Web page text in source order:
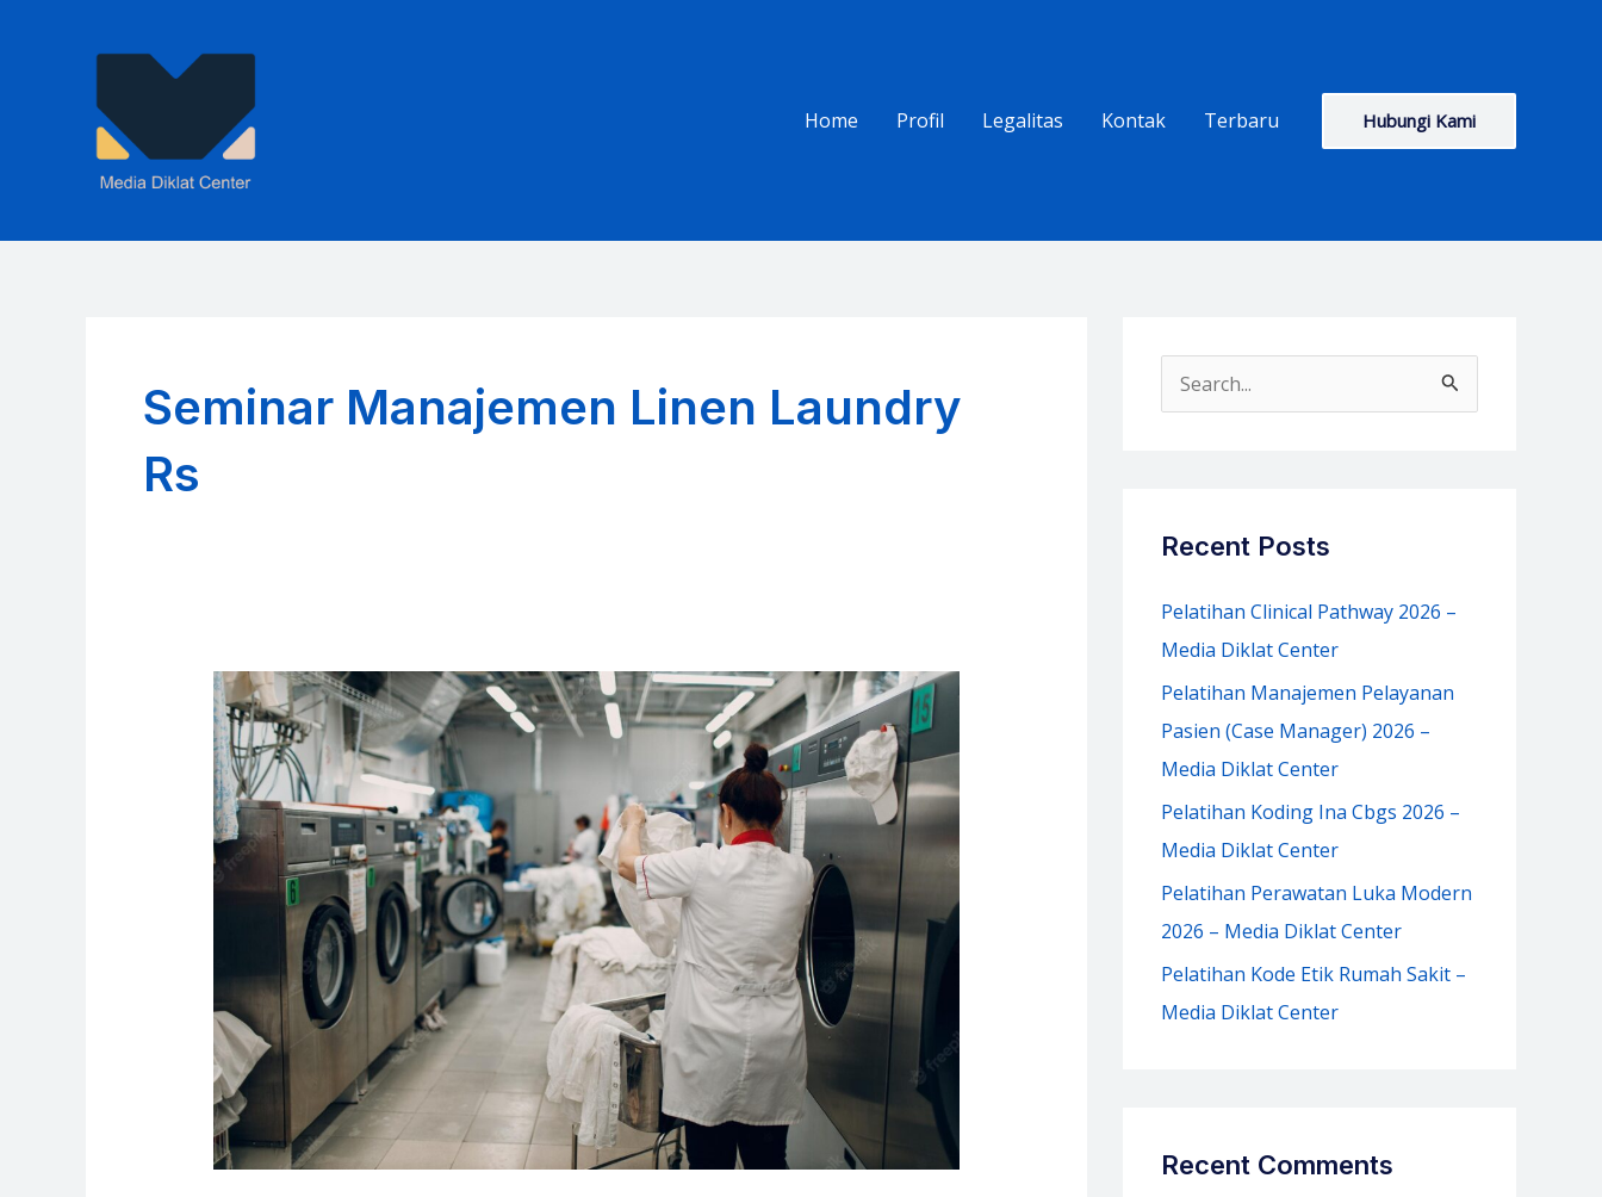
Home
Profil Legalitas Kontak Terbaru Hubungi Kami
Seminar Manajemen Linen Laundry
Rs
e
h
f
o
Recent Posts
Pelatihan Clinical Pathway 2026 –
Media Diklat Center
Pelatihan Manajemen Pelayanan
Pasien (Case Manager) 2026 –
Media Diklat Center
Pelatihan Koding Ina Cbgs 2026 –
Media Diklat Center
Pelatihan Perawatan Luka Modern
2026 – Media Diklat Center
Pelatihan Kode Etik Rumah Sakit –
Media Diklat Center
Recent Comments